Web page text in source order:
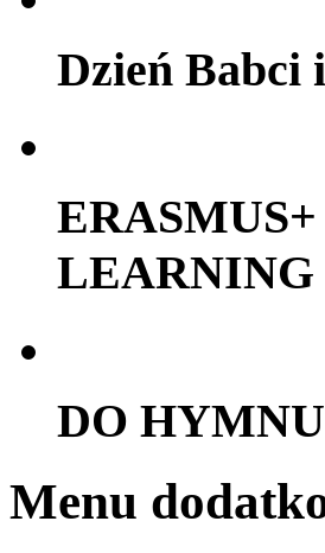
Dzień Babci
LEARNING
DO
Menu